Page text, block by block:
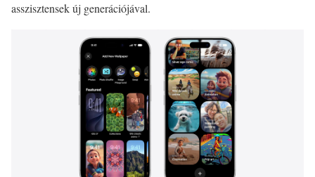
asszisztensek új generációjával.